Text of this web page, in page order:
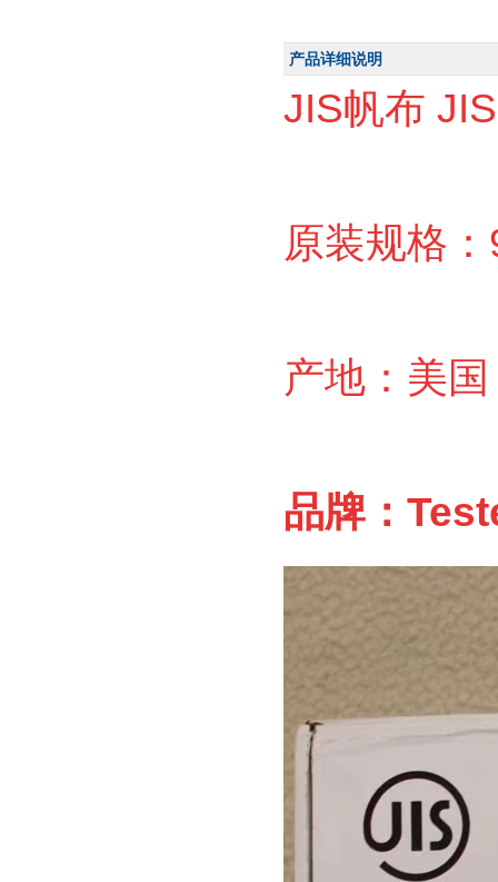
产品详细说明
JIS帆布
原装规格
产地：美国
品牌：